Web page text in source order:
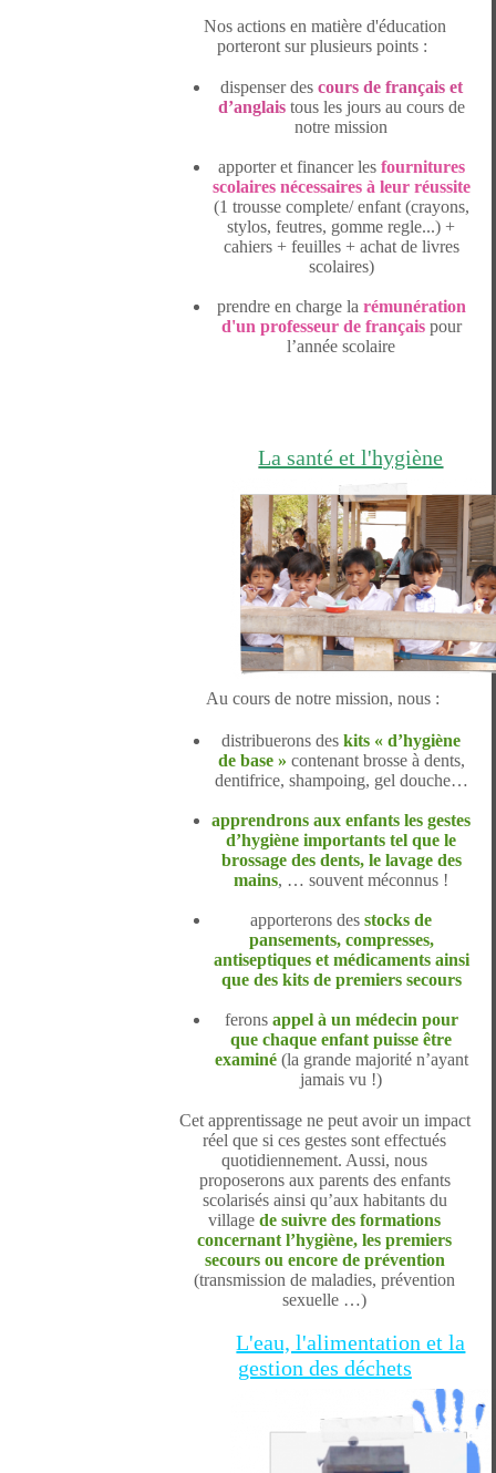
Nos actions en matière d'éducation
porteront sur plusieurs points :
dispenser des cours de français et
d’anglaistous les jours au cours de
notre mission
apporter et financer les fournitures
scolaires nécessaires à leur réussite
(1 trousse complete/ enfant (crayons,
stylos, feutres, gomme regle...) +
cahiers + feuilles + achat de livres
scolaires)
prendre en charge la rémunération
d'un professeur de françaispour
l’année scolaire
La santé et l'hygiène
Au cours de notre mission, nous :
distribuerons deskits « d’hygiène
de base » contenant brosse à dents,
dentifrice, shampoing, gel douche…
apprendrons aux enfants les gestes
d’hygiène importants tel que le
brossage des dents, le lavage des
mains, … souvent méconnus !
apporterons desstocks de
pansements, compresses,
antiseptiques et médicaments ainsi
que des kits de premiers secours
ferons appel à un médecin pour
que chaque enfant puisse être
examiné (la grande majorité n’ayant
jamais vu !)
Cet apprentissage ne peut avoir un impact
réel que si ces gestes sont effectués
quotidiennement. Aussi, nous
proposerons aux parents des enfants
scolarisés ainsi qu’aux habitants du
villagede suivre des formations
concernant l’hygiène, les premiers
secours ou encore de prévention
(transmission de maladies, prévention
sexuelle …)
L'eau, l'alimentation et la
gestion des déchets